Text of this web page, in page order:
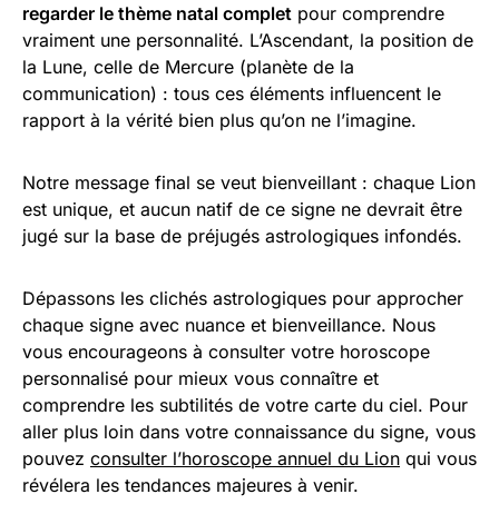
regarder le thème natal complet pour comprendre
vraiment une personnalité. L’Ascendant, la position de
la Lune, celle de Mercure (planète de la
communication) : tous ces éléments influencent le
rapport à la vérité bien plus qu’on ne l’imagine.
Notre message final se veut bienveillant : chaque Lion
est unique, et aucun natif de ce signe ne devrait être
jugé sur la base de préjugés astrologiques infondés.
Dépassons les clichés astrologiques pour approcher
chaque signe avec nuance et bienveillance. Nous
vous encourageons à consulter votre horoscope
personnalisé pour mieux vous connaître et
comprendre les subtilités de votre carte du ciel. Pour
aller plus loin dans votre connaissance du signe, vous
pouvez consulter l’horoscope annuel du Lion qui vous
révélera les tendances majeures à venir.